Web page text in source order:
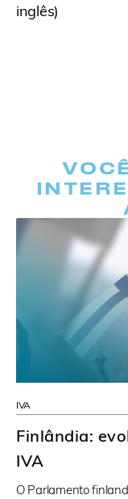
inglês)
IVA
Finlândia:
IVA
O Parlamento